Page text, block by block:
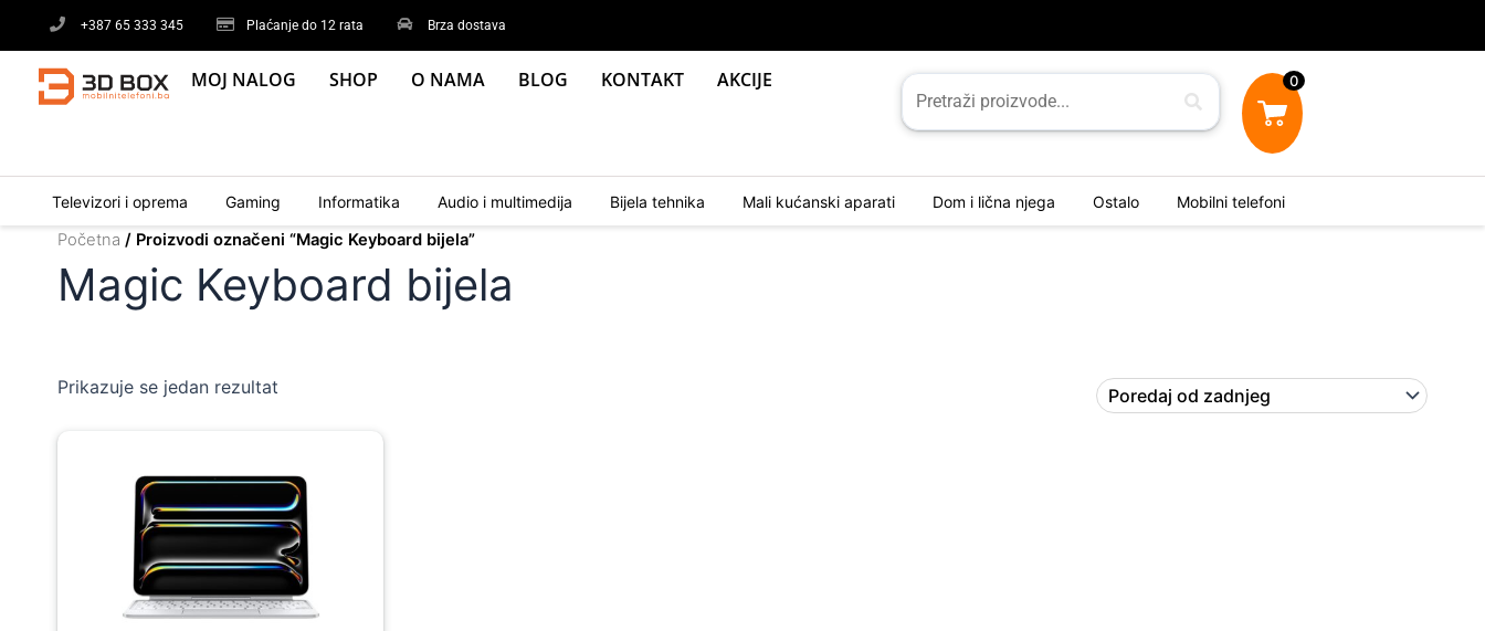
content
+387 65 333 345 Plaćanje do 12 rata Brza dostava
MOJ NALOG SHOP O NAMA BLOG KONTAKT AKCIJE 0
Televizori i oprema Gaming Informatika Audio i multimedija Bijela tehnika Mali kućanski aparati Dom i lična njega Ostalo Mobilni telefoni
Početna / Proizvodi označeni “Magic Keyboard bijela”
Magic Keyboard bijela
Prikazuje se jedan rezultat
879,00 KM.
789,00 KM.